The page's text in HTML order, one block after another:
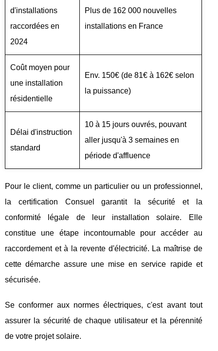
d'installations
raccordées en
2024
Plus de 162 000 nouvelles
installations en France
Coût moyen pour
une installation
résidentielle
Env. 150€ (de 81€ à 162€ selon
la puissance)
Délai d'instruction
standard
10 à 15 jours ouvrés, pouvant
aller jusqu'à 3 semaines en
période d'affluence
Pour le client, comme un particulier ou un professionnel,
la certification Consuel garantit la sécurité et la
conformité légale de leur installation solaire. Elle
constitue une étape incontournable pour accéder au
raccordement et à la revente d'électricité. La maîtrise de
cette démarche assure une mise en service rapide et
sécurisée.
Se conformer aux normes électriques, c'est avant tout
assurer la sécurité de chaque utilisateur et la pérennité
de votre projet solaire.